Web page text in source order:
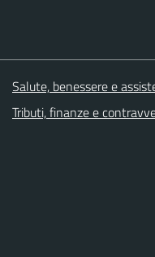
Salute, benessere e
Tributi, finanze e